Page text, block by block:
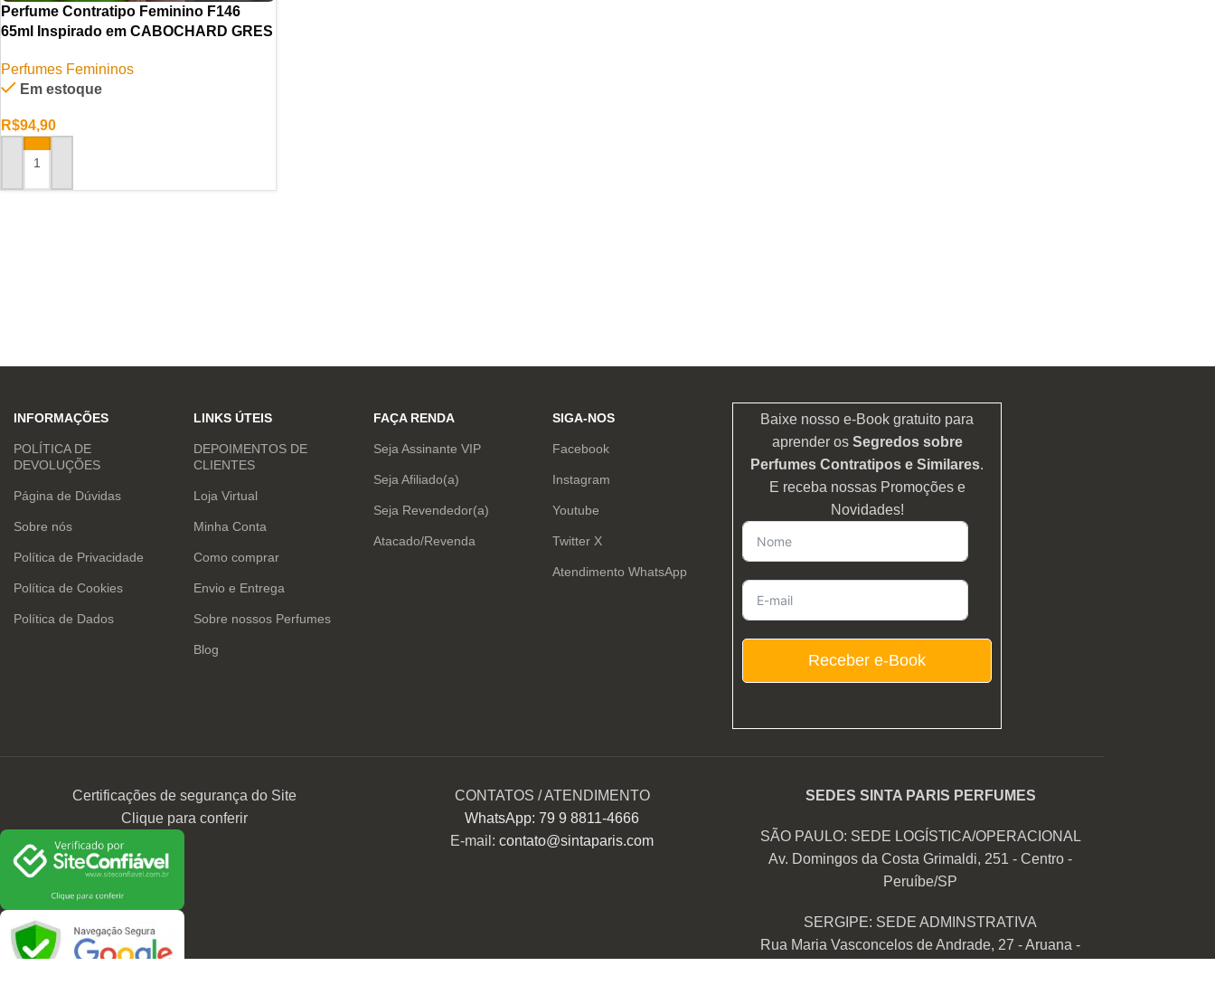
Perfume Contratipo Feminino F146
65ml Inspirado em CABOCHARD GRES
Perfumes Femininos
Em estoque
R$94,90
ADICIONAR AO CARRINHO
INFORMAÇÕES
POLÍTICA DE
DEVOLUÇÕES
Página de Dúvidas
Sobre nós
Política de Privacidade
Política de Cookies
Política de Dados
LINKS ÚTEIS
DEPOIMENTOS DE
CLIENTES
Loja Virtual
Minha Conta
Como comprar
Envio e Entrega
Sobre nossos Perfumes
Blog
FAÇA RENDA
Seja Assinante VIP
Seja Afiliado(a)
Seja Revendedor(a)
Atacado/Revenda
SIGA-NOS
Facebook
Instagram
Youtube
Twitter X
Atendimento WhatsApp
Baixe nosso e-Book gratuito para
aprender os Segredos sobre
Perfumes Contratipos e Similares.
E receba nossas Promoções e
Novidades!
Receber e-Book
Certificações de segurança do Site
Clique para conferir
CONTATOS / ATENDIMENTO
WhatsApp: 79 9 8811-4666
E-mail:contato@sintaparis.com
SEDES SINTA PARIS PERFUMES
SÃO PAULO: SEDE LOGÍSTICA/OPERACIONAL
Av. Domingos da Costa Grimaldi, 251 - Centro -
Peruíbe/SP
SERGIPE: SEDE ADMINSTRATIVA
Rua Maria Vasconcelos de Andrade, 27 - Aruana -